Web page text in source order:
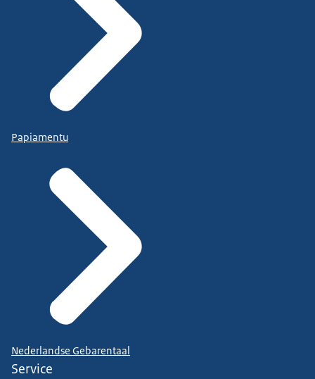
Papiamentu
Nederlandse Gebarentaal
Service